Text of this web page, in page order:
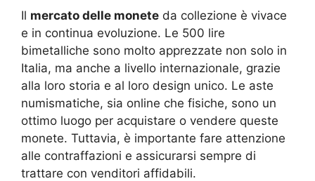
Il mercato delle monete da collezione è vivace
e in continua evoluzione. Le 500 lire
bimetalliche sono molto apprezzate non solo in
Italia, ma anche a livello internazionale, grazie
alla loro storia e al loro design unico. Le aste
numismatiche, sia online che fisiche, sono un
ottimo luogo per acquistare o vendere queste
monete. Tuttavia, è importante fare attenzione
alle contraffazioni e assicurarsi sempre di
trattare con venditori affidabili.